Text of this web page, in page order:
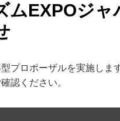
ムEXPOジ
プロポーザルを実施します
認ください。